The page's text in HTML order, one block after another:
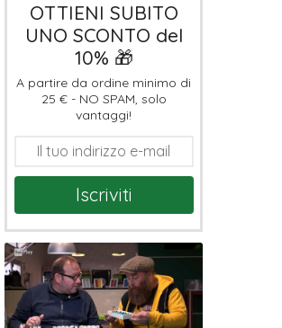
OTTIENI SUBITO
UNO SCONTO del
10% 🎁
A partire da ordine minimo di
25 € - NO SPAM, solo
vantaggi!
Iscriviti